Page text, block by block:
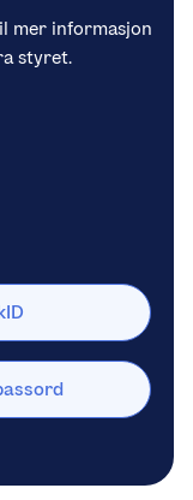
mer informasjon
styret.